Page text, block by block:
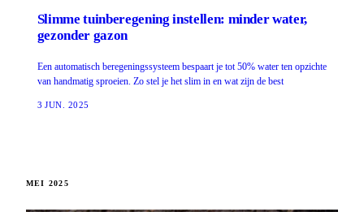
Slimme tuinberegening instellen: minder water,
gezonder gazon
Een automatisch beregeningssysteem bespaart je tot 50% water ten opzichte
van handmatig sproeien. Zo stel je het slim in en wat zijn de best
3 JUN. 2025
MEI 2025